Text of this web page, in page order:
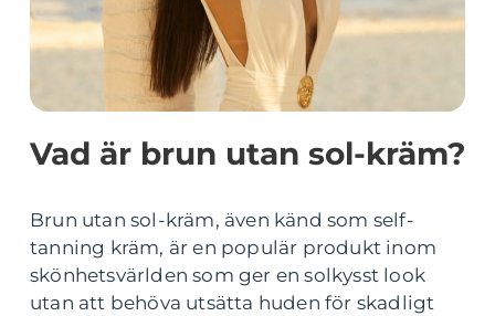
Vad är brun utan sol-kräm?
Brun utan sol-kräm, även känd som self-
tanning kräm, är en populär produkt inom
skönhetsvärlden som ger en solkysst look
utan att behöva utsätta huden för skadligt